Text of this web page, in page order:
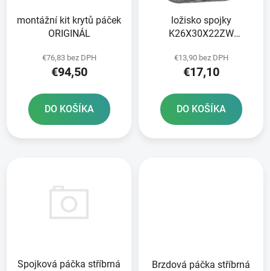
montážní kit krytů páček
ORIGINÁL
€76,83 bez DPH
€94,50
DO KOŠÍKA
ložisko spojky
K26X30X22ZW
€13,90 bez DPH
€17,10
DO KOŠÍKA
Spojková páčka stříbrná
Brzdová páčka stříbrná